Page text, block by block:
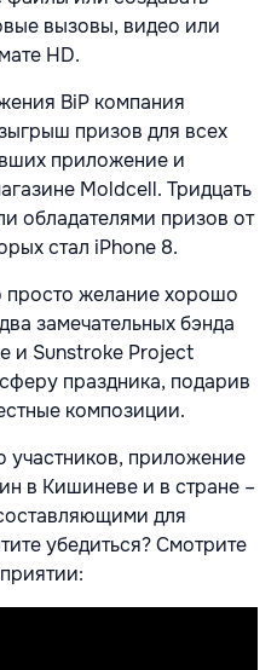
вызовы, видео или
HD.
BiP компания
призов для всех
приложение и
Moldcell. Тридцать
обладателями призов от
стал iPhone 8.
желание хорошо
замечательных бэнда
и Sunstroke Project
праздника, подарив
композиции.
приложение
в Кишиневе и в стране –
для
убедиться? Смотрите